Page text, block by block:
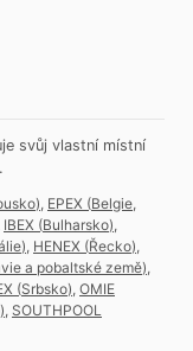
svůj vlastní místní
.
) EPEX (Belgie,
IBEX (Bulharsko)
) HENEX (Řecko)
a pobaltské země)
(Srbsko) OMIE
) SOUTHPOOL